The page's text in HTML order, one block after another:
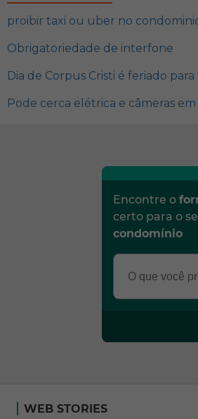
proibir taxi ou uber no
Obrigatoriedade de interfone
Dia de Corpus Cristi é feriado
Pode cerca elétrica e câmeras
Encontre o
certo para o
condomínio
WEB STORIES